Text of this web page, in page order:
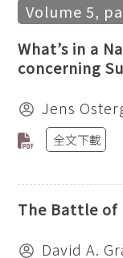
Volume 5,
What’s in a
concerning
Jens
全文下載
The Battle of
David A.